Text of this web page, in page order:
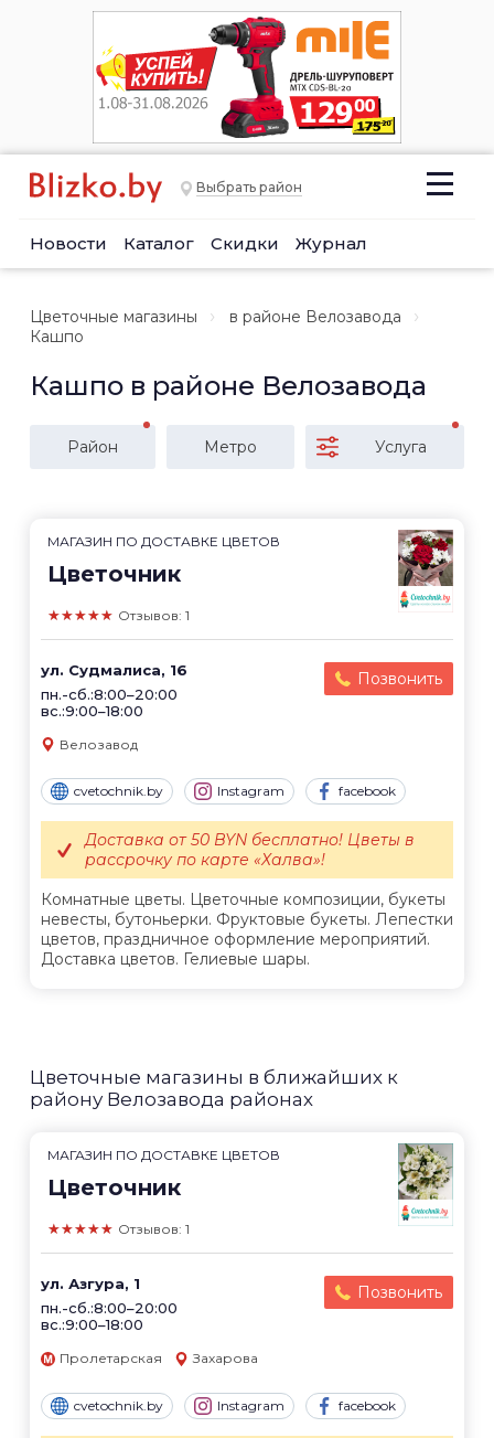
Выбрать район
Новости Каталог Скидки Журнал
Цветочные магазины
в районе Велозавода
Кашпо
Кашпо в районе Велозавода
Район Метро Услуга
МАГАЗИН ПО ДОСТАВКЕ ЦВЕТОВ
Цветочник
★★★★★ Отзывов: 1
ул. Судмалиса, 16
пн.-сб.:8:00–20:00
вс.:9:00–18:00
Позвонить
Велозавод
cvetochnik.by Instagram facebook
Комнатные цветы. Цветочные композиции, букеты
невесты, бутоньерки. Фруктовые букеты. Лепестки
цветов, праздничное оформление мероприятий.
Доставка цветов. Гелиевые шары.
Доставка от 50 BYN бесплатно! Цветы в
рассрочку по карте «Халва»!
Цветочные магазины в ближайших к
району Велозавода районах
МАГАЗИН ПО ДОСТАВКЕ ЦВЕТОВ
Цветочник
★★★★★ Отзывов: 1
ул. Азгура, 1
пн.-сб.:8:00–20:00
вс.:9:00–18:00
Позвонить
Пролетарская Захарова
cvetochnik.by Instagram facebook